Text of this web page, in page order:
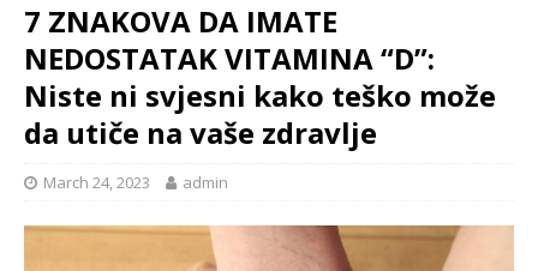
7 ZNAKOVA DA IMATE
NEDOSTATAK VITAMINA “D”:
Niste ni svjesni kako teško može
da utiče na vaše zdravlje
March 24, 2023 admin